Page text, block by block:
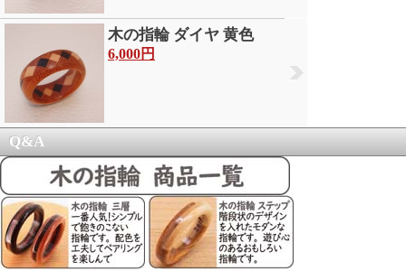
木の指輪 ダイヤ 黄色
6,000円
Q&A